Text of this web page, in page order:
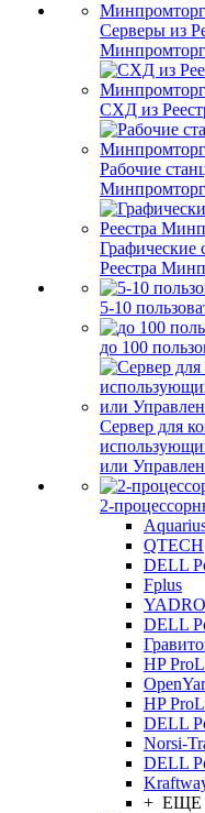
Серверы из
СХД из
Рабочие
Графические
Реестра
5-10
до 100
Сервер для
или
2-
QTECH
DELL
Fplus
YADRO
DELL
HP
HP
DELL
Norsi-
DELL
+ ЕЩЕ